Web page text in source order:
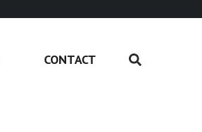
CONTACT